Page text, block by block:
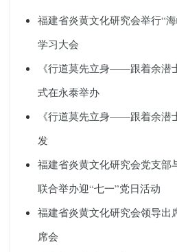
福建省炎黄文化研究会举行“
学习大会
《行道莫先立身——跟着余潜
式在永泰举办
《行道莫先立身——跟着余潜
发
福建省炎黄文化研究会党支部
联合举办迎“七一”党日活动
福建省炎黄文化研究会领导出
席会